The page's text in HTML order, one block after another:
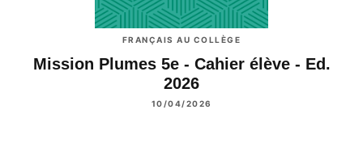
FRANÇAIS AU COLLÈGE
Mission Plumes 5e - Cahier élève - Ed.
2026
10/04/2026